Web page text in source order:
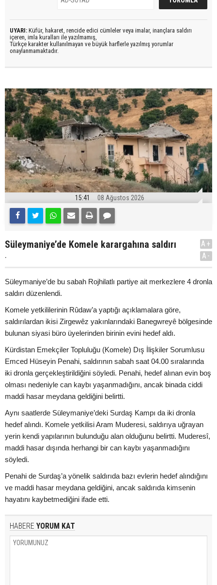
UYARI: Küfür, hakaret, rencide edici cümleler veya imalar, inançlara saldırı
içeren, imla kuralları ile yazılmamış,
Türkçe karakter kullanılmayan ve büyük harflerle yazılmış yorumlar
onaylanmamaktadır.
15:41 08 Ağustos 2026
Süleymaniye’de Komele karargahına saldırı
.
A+
A-
Süleymaniye’de bu sabah Rojhilatlı partiye ait merkezlere 4 dronla
saldırı düzenlendi.
Komele yetkililerinin Rûdaw’a yaptığı açıklamalara göre,
saldırılardan ikisi Zirgewêz yakınlarındaki Banegwreyê bölgesinde
bulunan siyasi büro üyelerinden birinin evini hedef aldı.
Kürdistan Emekçiler Topluluğu (Komele) Dış İlişkiler Sorumlusu
Emced Hüseyin Penahi, saldırının sabah saat 04.00 sıralarında
iki dronla gerçekleştirildiğini söyledi. Penahi, hedef alınan evin boş
olması nedeniyle can kaybı yaşanmadığını, ancak binada ciddi
maddi hasar meydana geldiğini belirtti.
Aynı saatlerde Süleymaniye’deki Surdaş Kampı da iki dronla
hedef alındı. Komele yetkilisi Aram Muderesi, saldırıya uğrayan
yerin kendi yapılarının bulunduğu alan olduğunu belirtti. Muderesî,
maddi hasar dışında herhangi bir can kaybı yaşanmadığını
söyledi.
Penahi de Surdaş’a yönelik saldırıda bazı evlerin hedef alındığını
ve maddi hasar meydana geldiğini, ancak saldırıda kimsenin
hayatını kaybetmediğini ifade etti.
HABERE YORUM KAT